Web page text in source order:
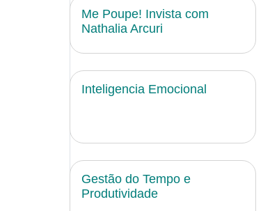
Me Poupe! Invista com
Nathalia Arcuri
Inteligencia Emocional
Gestão do Tempo e
Produtividade